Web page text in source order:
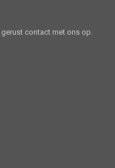
contact met ons op.